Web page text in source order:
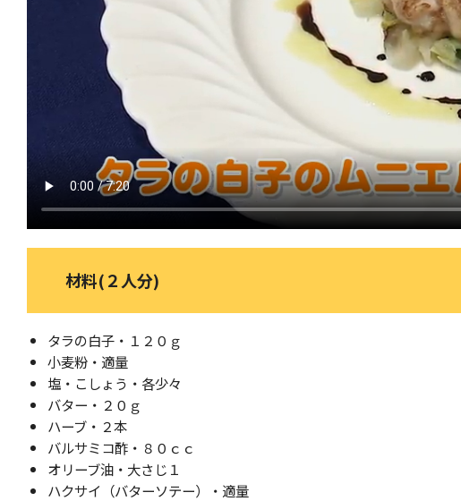
材料(２人分)
タラの白子・１２０ｇ
小麦粉・適量
塩・こしょう・各少々
バター・２０ｇ
ハーブ・２本
バルサミコ酢・８０ｃｃ
オリーブ油・大さじ１
ハクサイ（バターソテー）・適量